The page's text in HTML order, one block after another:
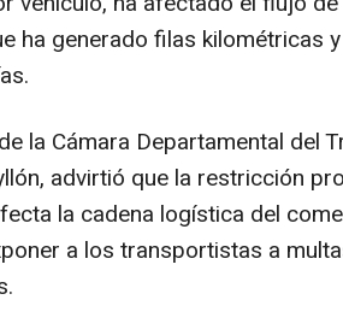
ha generado filas kilométricas
la Cámara Departamental del
advirtió que la restricción
la cadena logística del
a los transportistas a